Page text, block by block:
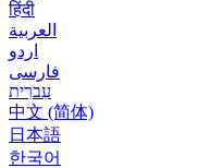
हिंदी
العربية
اردو
فارسی
עִברִית
中文 (简体)
日本語
한국어